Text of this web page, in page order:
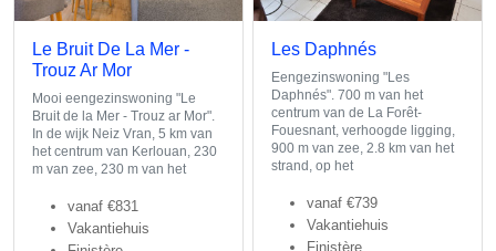
Le Bruit De La Mer -
Trouz Ar Mor
Mooi eengezinswoning "Le
Bruit de la Mer - Trouz ar Mor".
In de wijk Neiz Vran, 5 km van
het centrum van Kerlouan, 230
m van zee, 230 m van het
vanaf €831
Vakantiehuis
Les Daphnés
Eengezinswoning "Les
Daphnés". 700 m van het
centrum van de La Forêt-
Fouesnant, verhoogde ligging,
900 m van zee, 2.8 km van het
strand, op het
vanaf €739
Vakantiehuis
Finistère